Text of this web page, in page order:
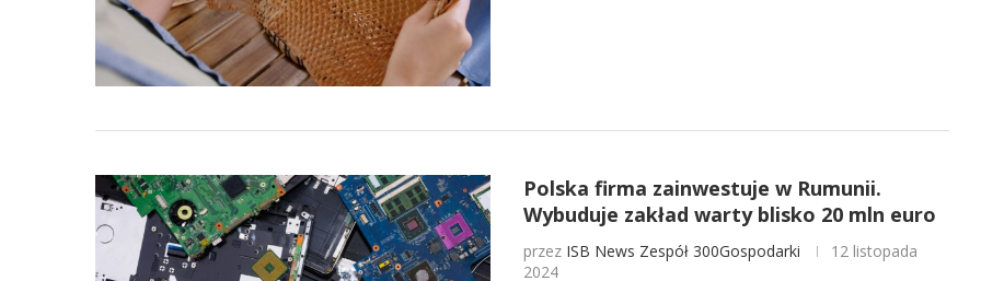
Polska firma zainwestuje w Rumunii.
Wybuduje zakład warty blisko 20 mln euro
przez ISB News Zespół 300Gospodarki
12 listopada
2024